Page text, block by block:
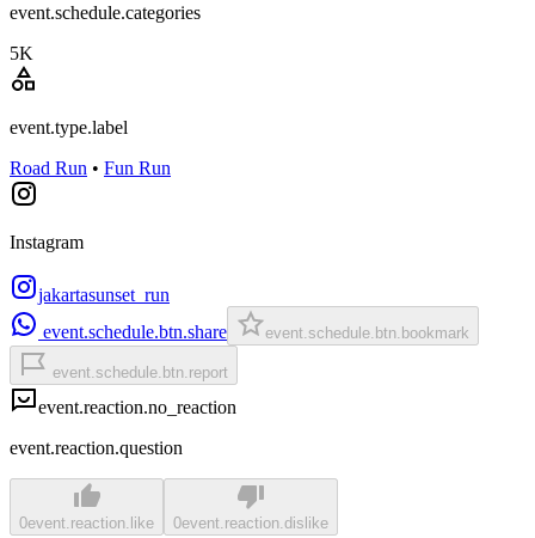
event.schedule.categories
5K
event.type.label
Road Run • Fun Run
Instagram
jakartasunset_run
event.schedule.btn.share
event.schedule.btn.bookmark
event.schedule.btn.report
event.reaction.no_reaction
event.reaction.question
0event.reaction.like 0event.reaction.dislike